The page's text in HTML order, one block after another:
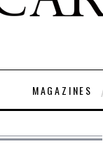
MAGAZINES